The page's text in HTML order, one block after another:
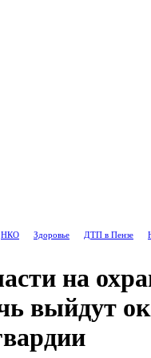
НКО Здоровье ДТП в Пензе
на
выйдут